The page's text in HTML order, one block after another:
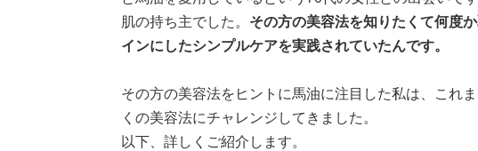
肌の持ち主でした。 その方の美容法を知りたくて何度
インにしたシンプルケアを実践されていたんです。
その方の美容法をヒントに馬油に注目した私は、これ
くの美容法にチャレンジしてきました。
以下、詳しくご紹介します。